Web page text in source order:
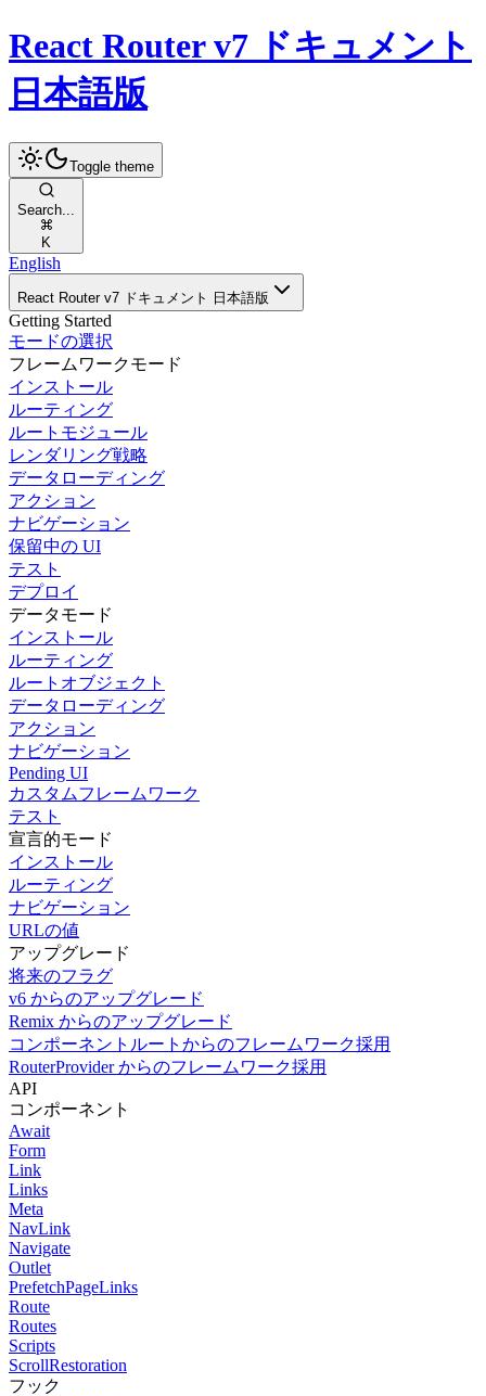
React Router v7 ドキュメント
日本語版
Toggle theme
Search...
K
English
React Router v7 ドキュメント 日本語版
Getting Started
モードの選択
フレームワークモード
インストール
ルーティング
ルートモジュール
レンダリング戦略
データローディング
アクション
ナビゲーション
保留中の UI
テスト
デプロイ
データモード
インストール
ルーティング
ルートオブジェクト
データローディング
アクション
ナビゲーション
Pending UI
カスタムフレームワーク
テスト
宣言的モード
インストール
ルーティング
ナビゲーション
URLの値
アップグレード
将来のフラグ
v6 からのアップグレード
Remix からのアップグレード
コンポーネントルートからのフレームワーク採用
RouterProvider からのフレームワーク採用
API
コンポーネント
Await
Form
Link
Links
Meta
NavLink
Navigate
Outlet
PrefetchPageLinks
Route
Routes
Scripts
ScrollRestoration
フック